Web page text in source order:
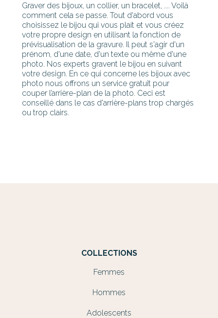
Graver des bijoux, un collier, un bracelet, .... Voilà
comment cela se passe. Tout d'abord vous
choisissez le bijou qui vous plait et vous créez
votre propre design en utilisant la fonction de
prévisualisation de la gravure. Il peut s'agir d'un
prénom, d'une date, d'un texte ou même d'une
photo. Nos experts gravent le bijou en suivant
votre design. En ce qui concerne les bijoux avec
photo nous offrons un service gratuit pour
couper l’arrière-plan de la photo. Ceci est
conseillé dans le cas d'arrière-plans trop chargés
ou trop clairs.
COLLECTIONS
Femmes
Hommes
Adolescents